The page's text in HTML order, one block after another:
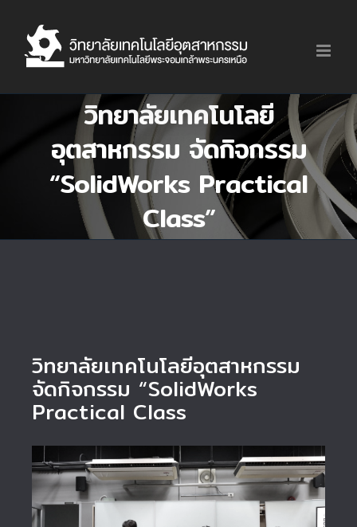
content
วิทยาลัยเทคโนโลยี
อุตสาหกรรม จัดกิจกรรม
“SolidWorks Practical
Class”
วิทยาลัยเทคโนโลยีอุตสาหกรรม
จัดกิจกรรม “SolidWorks
Practical Class